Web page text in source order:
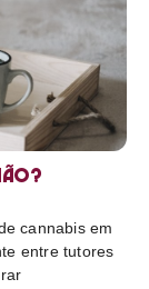
cannabis em
entre tutores